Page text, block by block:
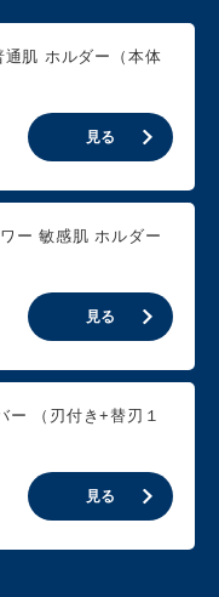
肌 ホルダー（本体
見る
ー 敏感肌 ホルダー
見る
ー （刃付き+替刃１
見る